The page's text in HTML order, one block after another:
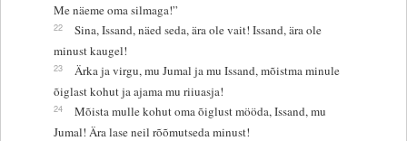
Me näeme oma silmaga!”
22
Sina, Issand, näed seda, ära ole vait! Issand, ära ole
minust kaugel!
23
Ärka ja virgu, mu Jumal ja mu Issand, mõistma minule
õiglast kohut ja ajama mu riiuasja!
24
Mõista mulle kohut oma õiglust mööda, Issand, mu
Jumal! Ära lase neil rõõmutseda minust!